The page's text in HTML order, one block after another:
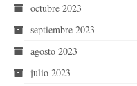
octubre 2023
septiembre 2023
agosto 2023
julio 2023